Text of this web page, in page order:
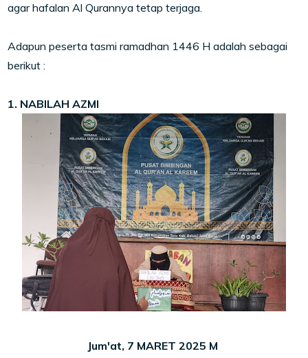
agar hafalan Al Qurannya tetap terjaga.
Adapun peserta tasmi ramadhan 1446 H adalah sebagai
berikut :
1. NABILAH AZMI
Jum'at, 7 MARET 2025 M